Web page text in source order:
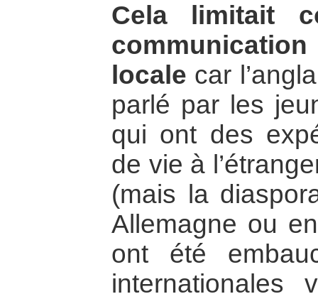
Cela limitait
locale car
parlé par les
qui ont des
de vie à
(mais la
Allemagne ou
ont été
internationales